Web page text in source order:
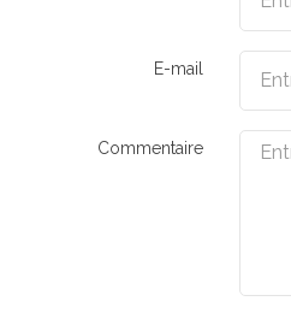
E-mail
Commentaire